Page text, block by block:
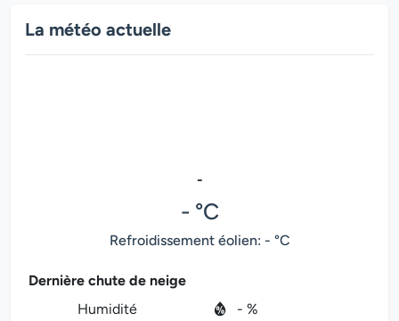
La météo actuelle
-
- °C
Refroidissement éolien: - °C
Dernière chute de neige
Humidité
- %